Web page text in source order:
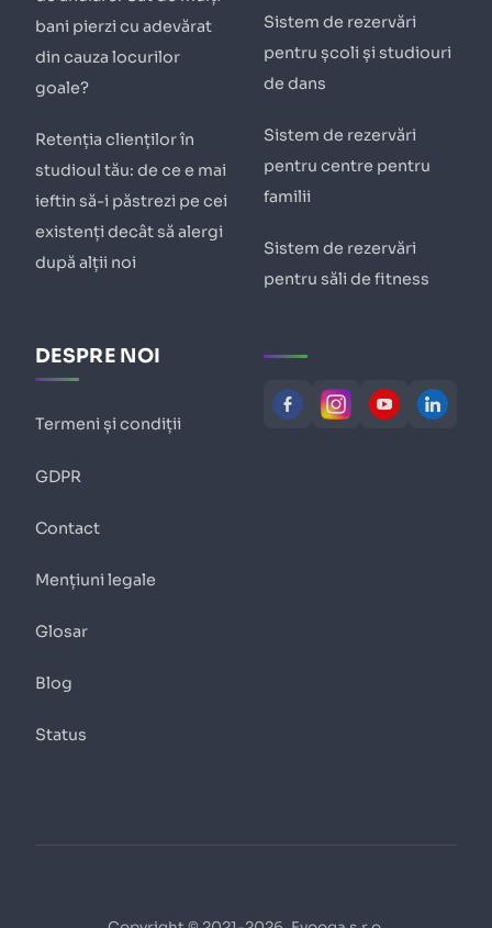
bani pierzi cu adevărat
din cauza locurilor
goale?
Retenția clienților în
studioul tău: de ce e mai
ieftin să-i păstrezi pe cei
existenți decât să alergi
după alții noi
Sistem de rezervări
pentru școli și studiouri
de dans
Sistem de rezervări
pentru centre pentru
familii
Sistem de rezervări
pentru săli de fitness
DESPRE NOI
Termeni și condiții
GDPR
Contact
Mențiuni legale
Glosar
Blog
Status